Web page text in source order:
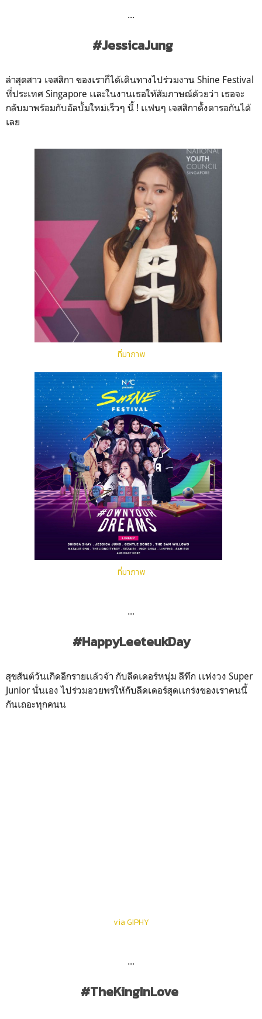
...
#JessicaJung
ล่าสุดสาว เจสสิกา ของเราก็ได้เดินทางไปร่วมงาน Shine Festival
ที่ประเทศ Singapore เเละในงานเธอให้สัมภาษณ์ด้วยว่า เธอจะ
กลับมาพร้อมกับอัลบั้มใหม่เร็วๆ นี้ ! เเฟนๆ เจสสิกาตั้งตารอกันได้
เลย
ที่มาภาพ
ที่มาภาพ
...
#HappyLeeteukDay
สุขสันต์วันเกิดอีกรายเเล้วจ้า กับลีดเดอร์หนุ่ม ลีทึก เเห่งวง Super
Junior นั่นเอง ไปร่วมอวยพรให้กับลีดเดอร์สุดเเกร่งของเราคนนี้
กันเถอะทุกคนน
via GIPHY
...
#TheKingInLove